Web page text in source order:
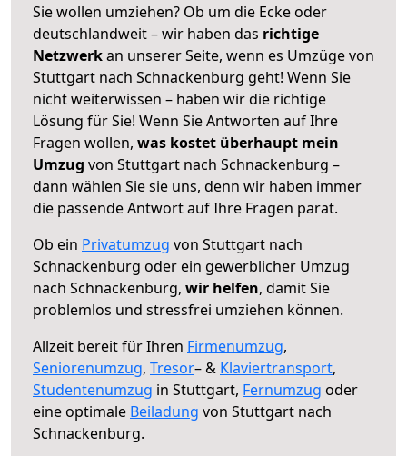
Sie wollen umziehen? Ob um die Ecke oder
deutschlandweit – wir haben das richtige
Netzwerkan unserer Seite, wenn es Umzüge von
Stuttgart nach Schnackenburg geht! Wenn Sie
nicht weiterwissen – haben wir die richtige
Lösung für Sie! Wenn Sie Antworten auf Ihre
Fragen wollen, was kostet überhaupt mein
Umzug von Stuttgart nach Schnackenburg –
dann wählen Sie sie uns, denn wir haben immer
die passende Antwort auf Ihre Fragen parat.
Ob ein Privatumzug von Stuttgart nach
Schnackenburg oder ein gewerblicher Umzug
nach Schnackenburg, wir helfen, damit Sie
problemlos und stressfrei umziehen können.
Allzeit bereit für Ihren Firmenumzug,
Seniorenumzug, Tresor– & Klaviertransport,
Studentenumzug in Stuttgart, Fernumzug oder
eine optimale Beiladung von Stuttgart nach
Schnackenburg.